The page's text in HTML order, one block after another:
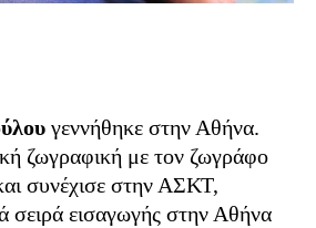
γεννήθηκε στην Αθήνα. ​
ζωγραφική με τον ζωγράφο
συνέχισε στην ΑΣΚΤ,
σειρά εισαγωγής στην Αθήνα